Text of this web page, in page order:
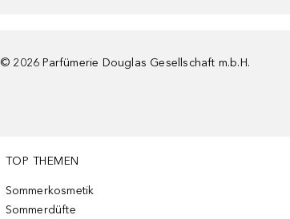
© 2026 Parfümerie Douglas Gesellschaft m.b.H.
TOP THEMEN
Sommerkosmetik
Sommerdüfte